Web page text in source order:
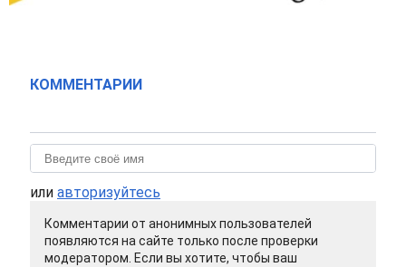
КОММЕНТАРИИ
или авторизуйтесь
Комментарии от анонимных пользователей
появляются на сайте только после проверки
модератором. Если вы хотите, чтобы ваш